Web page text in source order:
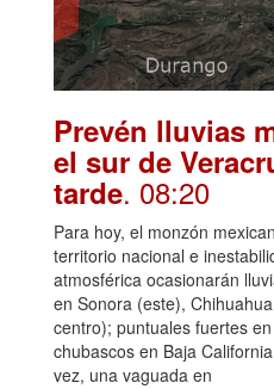
Prevén lluvias
el sur de
tarde. 08:20
Para hoy, el monzón
territorio nacional e
atmosférica ocasionarán
en Sonora (este),
centro); puntuales fuertes
chubascos en Baja
vez, una vaguada en